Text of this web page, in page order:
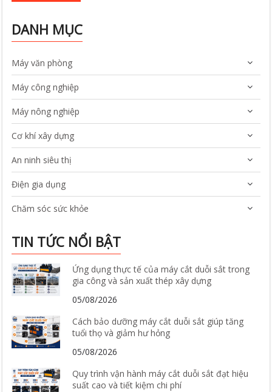
DANH MỤC
Máy văn phòng
Máy công nghiệp
Máy nông nghiệp
Cơ khí xây dựng
An ninh siêu thị
Điện gia dụng
Chăm sóc sức khỏe
TIN TỨC NỔI BẬT
Ứng dụng thực tế của máy cắt duỗi sắt trong
gia công và sản xuất thép xây dựng
05/08/2026
Cách bảo dưỡng máy cắt duỗi sắt giúp tăng
tuổi thọ và giảm hư hỏng
05/08/2026
Quy trình vận hành máy cắt duỗi sắt đạt hiệu
suất cao và tiết kiệm chi phí